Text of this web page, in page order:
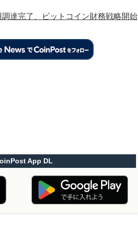
達完了、ビットコイン財務戦略開始
App DL